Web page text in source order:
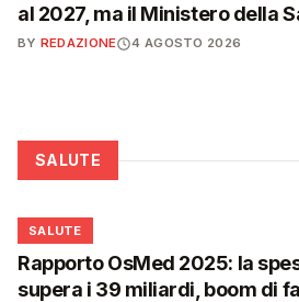
al 2027, ma il Ministero della
BY REDAZIONE 4 AGOSTO 2026
SALUTE
❤️
SALUTE
Rapporto OsMed 2025: la
supera i 39 miliardi, boom di